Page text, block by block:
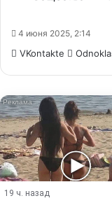
4 июня 2025, 2:14
VKontakte
19 ч. назад